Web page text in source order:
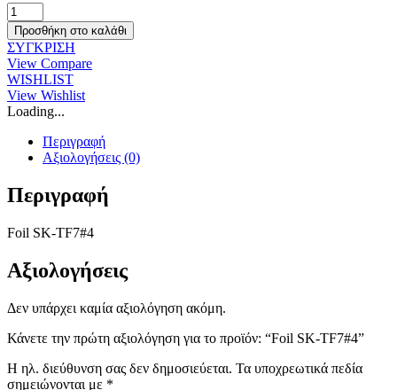
Foil
SK-
TF7#4
ποσότητα
Προσθήκη στο καλάθι
ΣΥΓΚΡΙΣΗ
View Compare
WISHLIST
View Wishlist
Loading...
Περιγραφή
Αξιολογήσεις (0)
Περιγραφή
Foil SK-TF7#4
Αξιολογήσεις
Δεν υπάρχει καμία αξιολόγηση ακόμη.
Κάνετε την πρώτη αξιολόγηση για το προϊόν: “Foil SK-TF7#4”
Η ηλ. διεύθυνση σας δεν δημοσιεύεται. Τα υποχρεωτικά πεδία
σημειώνονται με *